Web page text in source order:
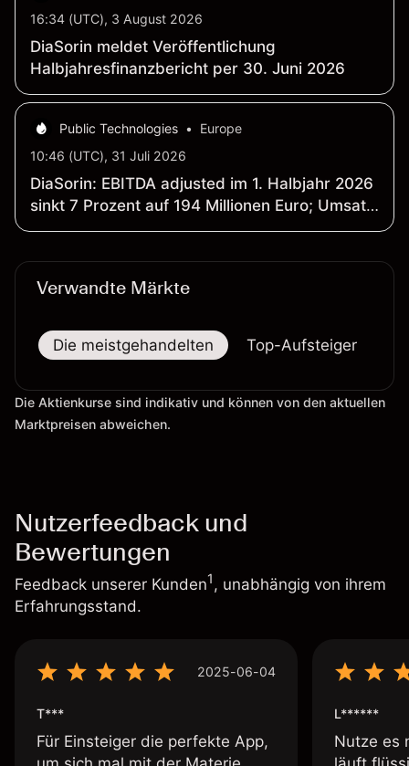
16:34 (UTC), 3 August 2026
DiaSorin meldet Veröffentlichung
Halbjahresfinanzbericht per 30. Juni 2026
Public Technologies •
Europe
10:46 (UTC), 31 Juli 2026
DiaSorin: EBITDA adjusted im 1. Halbjahr 2026
sinkt 7 Prozent auf 194 Millionen Euro; Umsatz
fällt 3 Prozent auf 602 Millionen Euro
Verwandte Märkte
Die meistgehandelten Top-Aufsteiger
Die Aktienkurse sind indikativ und können von den aktuellen
Marktpreisen abweichen.
Nutzerfeedback und
Bewertungen
Feedback unserer Kunden1, unabhängig von ihrem
Erfahrungsstand.
2025-06-04
T***
Für Einsteiger die perfekte App,
L******
Nutze es